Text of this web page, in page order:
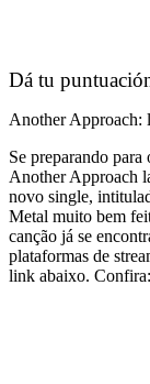
Dá tu
Another Approach:
Se preparando para
Another Approach
novo single,
Metal muito bem
canção já se
plataformas de
link abaixo. Confira: